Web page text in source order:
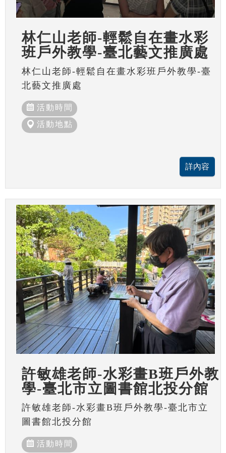
林仁山老師-輕鬆自在畫水彩
班戶外教學-臺北藝文推廣處
林仁山老師-輕鬆自在畫水彩班戶外教學-臺
北藝文推廣處
活動時間
活動地點
許敏雄老師-水彩畫B班戶外教
學-臺北市立圖書館北投分館
許敏雄老師-水彩畫B班戶外教學-臺北市立
圖書館北投分館
活動時間